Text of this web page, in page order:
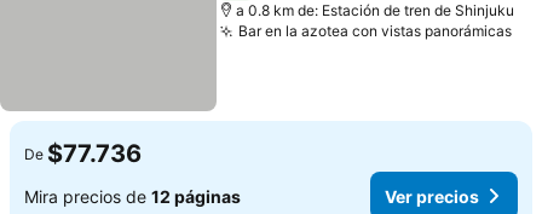
a 0.8 km de: Estación de tren de Shinjuku
Bar en la azotea con vistas panorámicas
De $77.736
Mira precios de 12 páginas Ver precios